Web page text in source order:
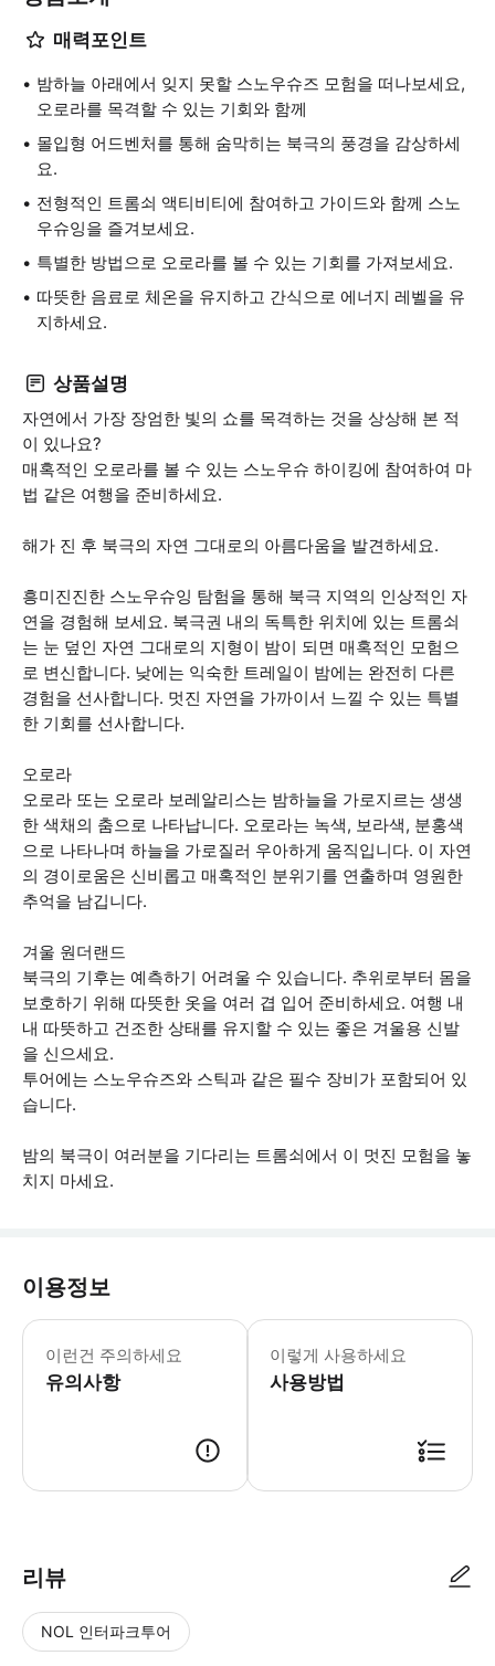
매력포인트
밤하늘 아래에서 잊지 못할 스노우슈즈 모험을 떠나보세요,
오로라를 목격할 수 있는 기회와 함께
몰입형 어드벤처를 통해 숨막히는 북극의 풍경을 감상하세
요.
전형적인 트롬쇠 액티비티에 참여하고 가이드와 함께 스노
우슈잉을 즐겨보세요.
특별한 방법으로 오로라를 볼 수 있는 기회를 가져보세요.
따뜻한 음료로 체온을 유지하고 간식으로 에너지 레벨을 유
지하세요.
상품설명
자연에서 가장 장엄한 빛의 쇼를 목격하는 것을 상상해 본 적
이 있나요?
매혹적인 오로라를 볼 수 있는 스노우슈 하이킹에 참여하여 마
법 같은 여행을 준비하세요.
해가 진 후 북극의 자연 그대로의 아름다움을 발견하세요.
흥미진진한 스노우슈잉 탐험을 통해 북극 지역의 인상적인 자
연을 경험해 보세요. 북극권 내의 독특한 위치에 있는 트롬쇠
는 눈 덮인 자연 그대로의 지형이 밤이 되면 매혹적인 모험으
로 변신합니다. 낮에는 익숙한 트레일이 밤에는 완전히 다른
경험을 선사합니다. 멋진 자연을 가까이서 느낄 수 있는 특별
한 기회를 선사합니다.
오로라
오로라 또는 오로라 보레알리스는 밤하늘을 가로지르는 생생
한 색채의 춤으로 나타납니다. 오로라는 녹색, 보라색, 분홍색
으로 나타나며 하늘을 가로질러 우아하게 움직입니다. 이 자연
의 경이로움은 신비롭고 매혹적인 분위기를 연출하며 영원한
추억을 남깁니다.
겨울 원더랜드
북극의 기후는 예측하기 어려울 수 있습니다. 추위로부터 몸을
보호하기 위해 따뜻한 옷을 여러 겹 입어 준비하세요. 여행 내
내 따뜻하고 건조한 상태를 유지할 수 있는 좋은 겨울용 신발
을 신으세요.
투어에는 스노우슈즈와 스틱과 같은 필수 장비가 포함되어 있
습니다.
밤의 북극이 여러분을 기다리는 트롬쇠에서 이 멋진 모험을 놓
치지 마세요.
이용정보
이런건 주의하세요
유의사항
* 소요시간 : 240분 (옵션에 따라 소
이렇게 사용하세요
사용방법
리뷰
NOL 인터파크투어